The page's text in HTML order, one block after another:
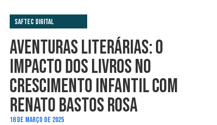
Saftec Digital
AVENTURAS LITERÁRIAS: O
IMPACTO DOS LIVROS NO
CRESCIMENTO INFANTIL COM
RENATO BASTOS ROSA
18 DE MARÇO DE 2025